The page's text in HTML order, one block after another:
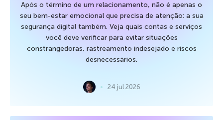
Após o término de um relacionamento, não é apenas o
seu bem-estar emocional que precisa de atenção: a sua
segurança digital também. Veja quais contas e serviços
você deve verificar para evitar situações
constrangedoras, rastreamento indesejado e riscos
desnecessários.
24 jul 2026